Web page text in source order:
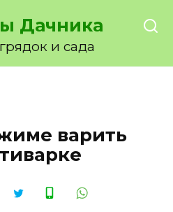
Дачника
и сада
варить